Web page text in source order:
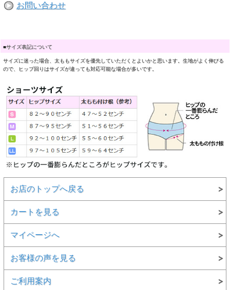
生地：綿９２％、ポリウレタン８％、日本製
お問い合わせ
■サイズ表記について
サイズに迷った場合、太ももサイズを優先していただくとよいかと思います。生地がよく伸びる
ので、ヒップ回りはサイズが違っても対応可能な場合が多いです。
お店のトップへ戻る
カートを見る
マイページへ
お客様の声を見る
ご利用案内